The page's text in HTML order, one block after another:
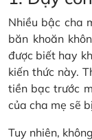
Nhiều bậc cha
băn khoăn
được biết hay
kiến thức này.
tiền bạc trước
của cha mẹ sẽ
Tuy nhiên,